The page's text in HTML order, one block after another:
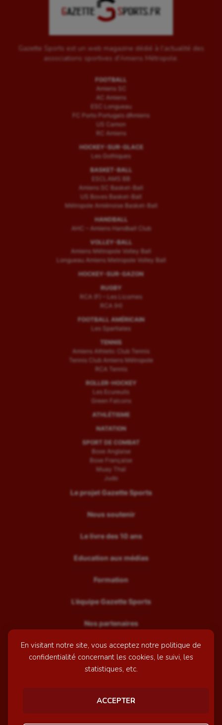
En visitant notre site, vous acceptez notre politique de
confidentialité concernant les cookies, le suivi, les
statistiques, etc.
ACCEPTER
Gazette Sports est un web magazine dédié à l'actualité des
associations sportives d'Amiens Métropole.
FOOTBALL
Amiens SC
AC Amiens
ESC Longueau
FC Porto Portugais d’Amiens
US Camon
RC Amiens
HOCKEY-SUR-GLACE
Les Gothiques
BASKET-BALL
ESCLAMS BB
Amiens SC Basket-Ball
US Boves Basket-Ball
Métropole Amiénoise Basket-Ball
HANDBALL
AHC – Amiens Handball Club
VOLLEY-BALL
Amiens Métropole Volley Ball
Longueau Amiens Metropole Volley Ball
HOCKEY-SUR-GAZON
RUGBY
RCA (F) – Les Licornes
RCA (H)
FOOTBALL AMÉRICAIN
Les Spartiates
TENNIS
Amiens Athletic Club Tennis
Tennis Club Amiens Métropole
RCA Tennis
ROLLER-HOCKEY
Les Ecureuils
Green Falcons
ATHLÉTISME
NATATION
SPORT DE COMBAT
Boxe Anglaise
Boxe Française
Muay Thaï
Judo
Le projet Gazette Sports
Nous soutenir
Le livre des 10 ans
Education aux médias
Formation
L’équipe Gazette Sports
Nos partenaires
Recrutement
Mentions légales